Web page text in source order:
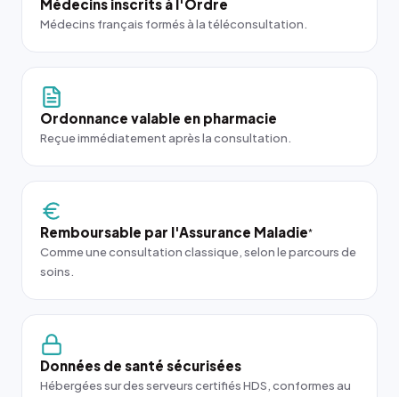
Médecins inscrits à l'Ordre
Médecins français formés à la téléconsultation.
Ordonnance valable en pharmacie
Reçue immédiatement après la consultation.
Remboursable par l'Assurance Maladie*
Comme une consultation classique, selon le parcours de
soins.
Données de santé sécurisées
Hébergées sur des serveurs certifiés HDS, conformes au